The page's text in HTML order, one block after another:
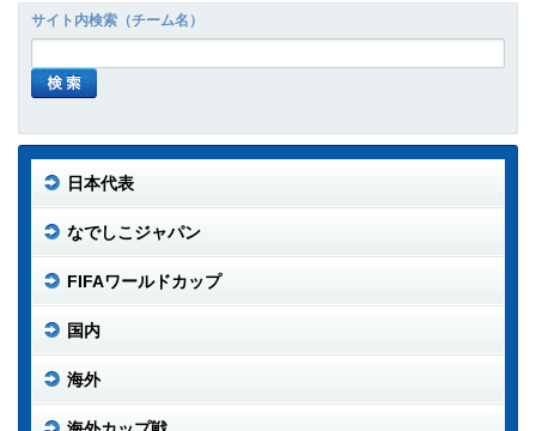
サイト内検索（チーム名）
日本代表
なでしこジャパン
FIFAワールドカップ
国内
海外